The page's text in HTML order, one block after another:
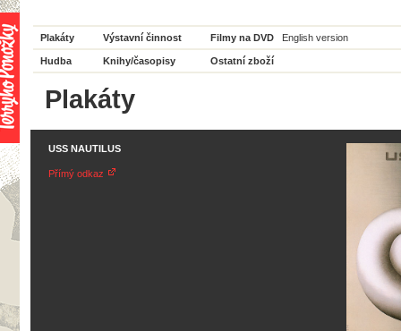
Plakáty Výstavní činnost Filmy na DVD English version
Hudba Knihy/časopisy Ostatní zboží
Plakáty
USS NAUTILUS
Přímý odkaz